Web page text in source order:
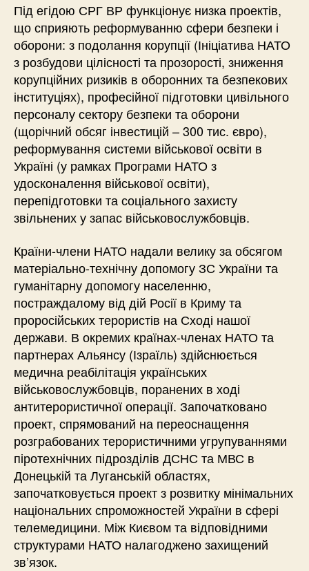
Під егідою СРГ ВР функціонує низка проектів,
що сприяють реформуванню сфери безпеки і
оборони: з подолання корупції (Ініціатива НАТО
з розбудови цілісності та прозорості, зниження
корупційних ризиків в оборонних та безпекових
інституціях), професійної підготовки цивільного
персоналу сектору безпеки та оборони
(щорічний обсяг інвестицій – 300 тис. євро),
реформування системи військової освіти в
Україні (у рамках Програми НАТО з
удосконалення військової освіти),
перепідготовки та соціального захисту
звільнених у запас військовослужбовців.
Країни-члени НАТО надали велику за обсягом
матеріально-технічну допомогу ЗС України та
гуманітарну допомогу населенню,
постраждалому від дій Росії в Криму та
проросійських терористів на Сході нашої
держави. В окремих країнах-членах НАТО та
партнерах Альянсу (Ізраїль) здійснюється
медична реабілітація українських
військовослужбовців, поранених в ході
антитерористичної операції. Започатковано
проект, спрямований на переоснащення
розграбованих терористичними угрупуваннями
піротехнічних підрозділів ДСНС та МВС в
Донецькій та Луганській областях,
започатковується проект з розвитку мінімальних
національних спроможностей України в сфері
телемедицини. Між Києвом та відповідними
структурами НАТО налагоджено захищений
зв’язок.